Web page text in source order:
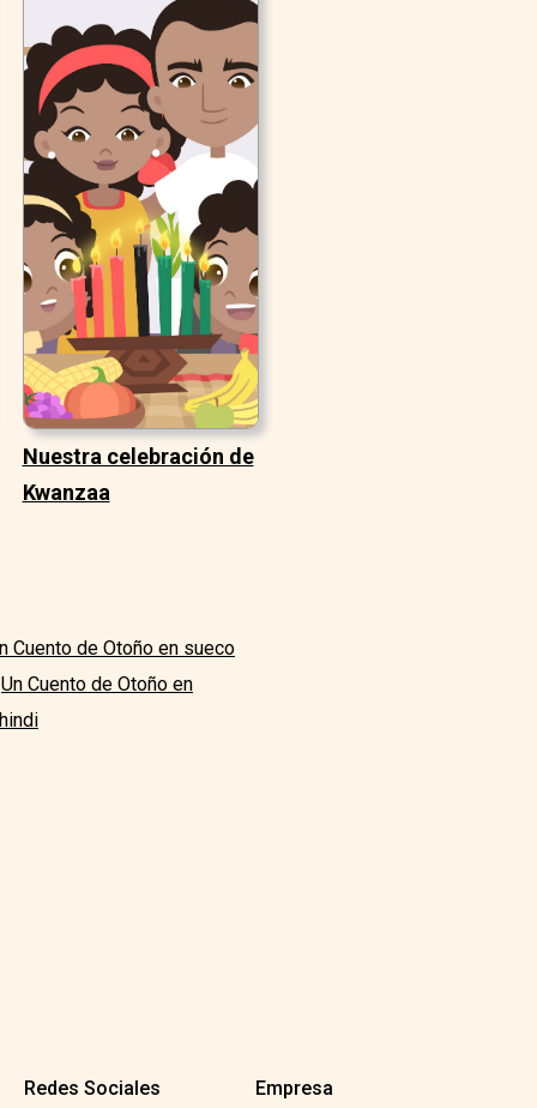
Nuestra celebración de
Kwanzaa
Cuento de Otoño en sueco
Un Cuento de Otoño en
Redes Sociales Empresa